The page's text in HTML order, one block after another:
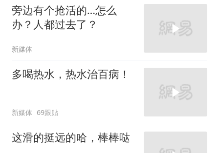
旁边有个抢活的…怎么
办？人都过去了？
新媒体
多喝热水，热水治百病！
新媒体 69跟贴
这滑的挺远的哈，棒棒哒